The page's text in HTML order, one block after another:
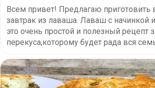
Всем привет! Предлагаю
завтрак из лаваша. Лаваш с начинкой
это очень простой и полезный рецепт
перекуса,которому будет рада вся